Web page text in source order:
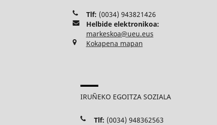
Tlf: (0034) 943821426
Helbide elektronikoa:
markeskoa@ueu.eus
Kokapena mapan
IRUÑEKO EGOITZA SOZIALA
Tlf: (0034) 948362563